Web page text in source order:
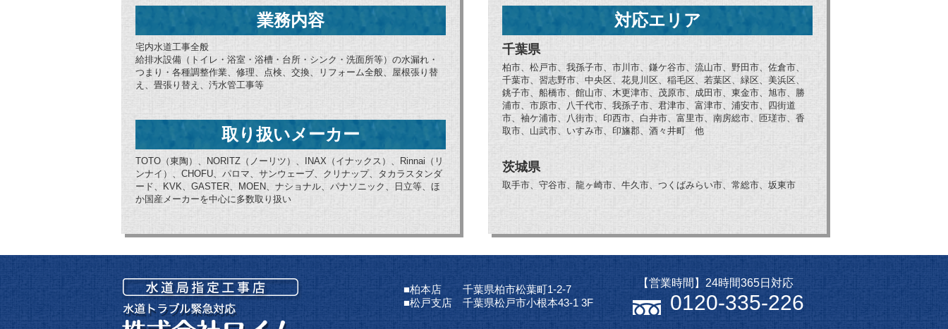
業務内容
宅内水道工事全般
給排水設備（トイレ・浴室・浴槽・台所・シンク・洗面所等）の水漏れ・
つまり・各種調整作業、修理、点検、交換、リフォーム全般、屋根張り替
え、畳張り替え、汚水管工事等
取り扱いメーカー
TOTO（東陶）、NORITZ（ノーリツ）、INAX（イナックス）、Rinnai（リ
ンナイ）、CHOFU、パロマ、サンウェーブ、クリナップ、タカラスタンダ
ード、KVK、GASTER、MOEN、ナショナル、パナソニック、日立等、ほ
か国産メーカーを中心に多数取り扱い
対応エリア
千葉県
柏市、松戸市、我孫子市、市川市、鎌ケ谷市、流山市、野田市、佐倉市、
千葉市、習志野市、中央区、花見川区、稲毛区、若葉区、緑区、美浜区、
銚子市、船橋市、館山市、木更津市、茂原市、成田市、東金市、旭市、勝
浦市、市原市、八千代市、我孫子市、君津市、富津市、浦安市、四街道
市、袖ケ浦市、八街市、印西市、白井市、富里市、南房総市、匝瑳市、香
取市、山武市、いすみ市、印旛郡、酒々井町 他
茨城県
取手市、守谷市、龍ヶ崎市、牛久市、つくばみらい市、常総市、坂東市
■柏本店 千葉県柏市松葉町1-2-7
■松戸支店 千葉県松戸市小根本43-1 3F
【営業時間】24時間365日対応
0120-335-226